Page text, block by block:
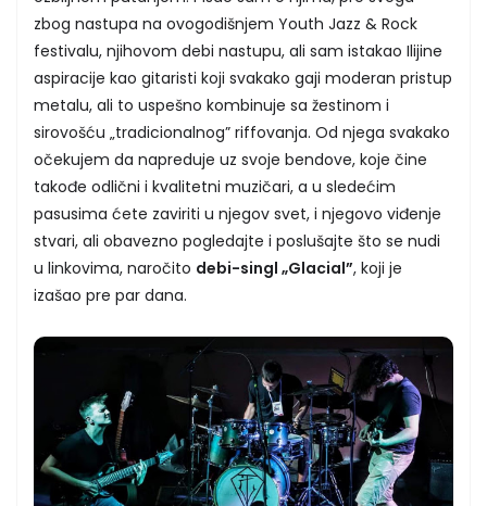
zbog nastupa na ovogodišnjem Youth Jazz & Rock
festivalu, njihovom debi nastupu, ali sam istakao Ilijine
aspiracije kao gitaristi koji svakako gaji moderan pristup
metalu, ali to uspešno kombinuje sa žestinom i
sirovošću „tradicionalnog” riffovanja. Od njega svakako
očekujem da napreduje uz svoje bendove, koje čine
takođe odlični i kvalitetni muzičari, a u sledećim
pasusima ćete zaviriti u njegov svet, i njegovo viđenje
stvari, ali obavezno pogledajte i poslušajte što se nudi
u linkovima, naročito debi-singl „Glacial”, koji je
izašao pre par dana.